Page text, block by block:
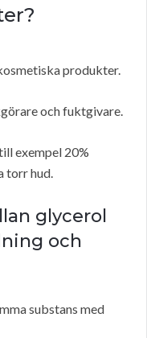
produkter.
och fuktgivare.
exempel 20%
torr hud.
glycerol
och
substans med